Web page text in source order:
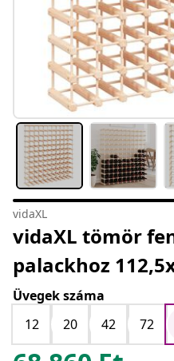
vidaXL
vidaXL tömör
palackhoz
Üvegek száma
12
20 42 72